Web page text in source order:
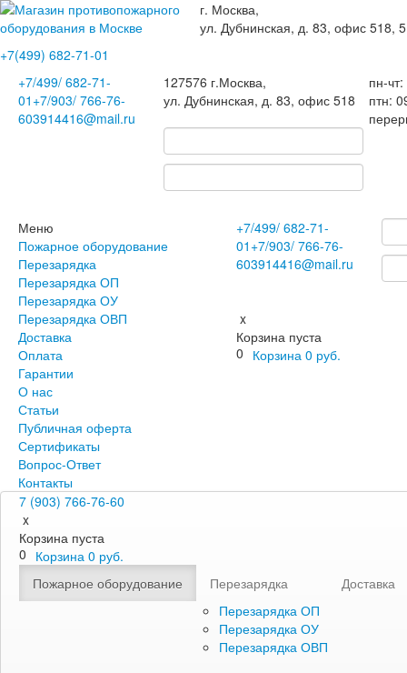
г. Москва,
ул. Дубнинская, д. 83, офис 518,
+7(499) 682-71-01
+7/499/ 682-71-
01 +7/903/ 766-76-
603914416@mail.ru
127576 г.Москва,
ул. Дубнинская, д. 83, офис 518
пн-
птн:
Меню
Пожарное оборудование
Перезарядка
Перезарядка ОП
Перезарядка ОУ
Перезарядка ОВП
Доставка
Оплата
Гарантии
О нас
Статьи
Публичная оферта
Сертификаты
Вопрос-Ответ
Контакты
+7/499/ 682-71-
01 +7/903/ 766-76-
603914416@mail.ru
x
Корзина пуста
0 Корзина 0 руб.
7 (903) 766-76-60
x
Корзина пуста
0 Корзина 0 руб.
Пожарное оборудование
Перезарядка
Перезарядка ОП
Перезарядка ОУ
Перезарядка ОВП
Доставка